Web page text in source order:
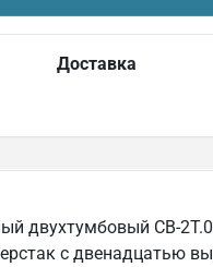
Доставка
двухтумбовый СВ-
с двенадцатью